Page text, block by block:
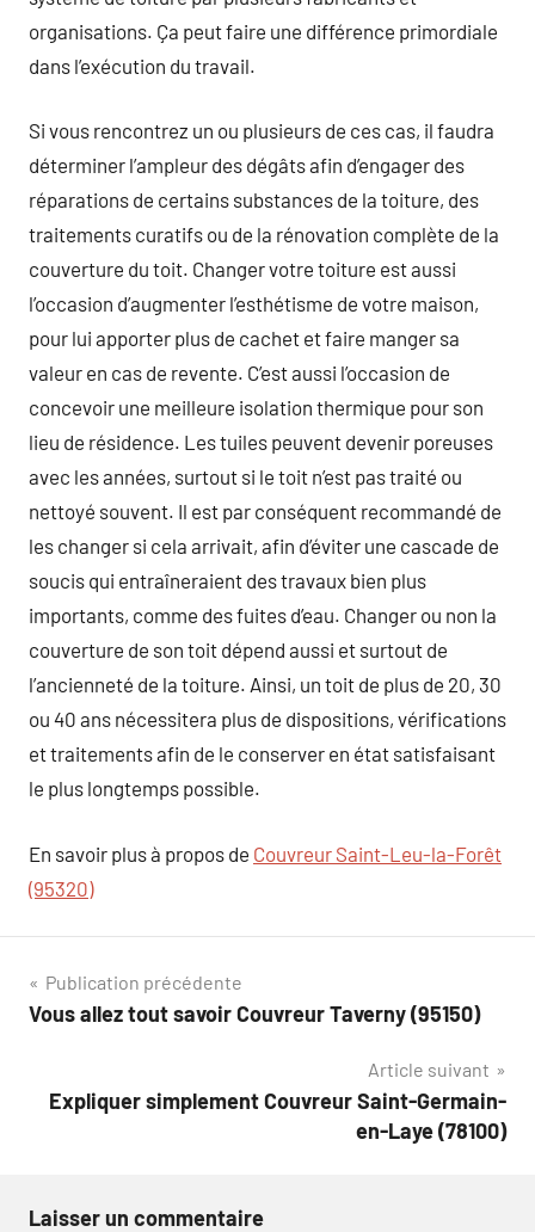
organisations. Ça peut faire une différence primordiale
dans l’exécution du travail.
Si vous rencontrez un ou plusieurs de ces cas, il faudra
déterminer l’ampleur des dégâts afin d’engager des
réparations de certains substances de la toiture, des
traitements curatifs ou de la rénovation complète de la
couverture du toit. Changer votre toiture est aussi
l’occasion d’augmenter l’esthétisme de votre maison,
pour lui apporter plus de cachet et faire manger sa
valeur en cas de revente. C’est aussi l’occasion de
concevoir une meilleure isolation thermique pour son
lieu de résidence. Les tuiles peuvent devenir poreuses
avec les années, surtout si le toit n’est pas traité ou
nettoyé souvent. Il est par conséquent recommandé de
les changer si cela arrivait, afin d’éviter une cascade de
soucis qui entraîneraient des travaux bien plus
importants, comme des fuites d’eau. Changer ou non la
couverture de son toit dépend aussi et surtout de
l’ancienneté de la toiture. Ainsi, un toit de plus de 20, 30
ou 40 ans nécessitera plus de dispositions, vérifications
et traitements afin de le conserver en état satisfaisant
le plus longtemps possible.
En savoir plus à propos de Couvreur Saint-Leu-la-Forêt
(95320)
Navigation
de
Publication précédente
Vous allez tout savoir Couvreur Taverny (95150)
Article suivant
Expliquer simplement Couvreur Saint-Germain-
en-Laye (78100)
Laisser un commentaire